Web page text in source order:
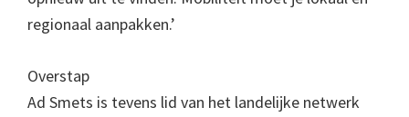
regionaal aanpakken.’
Overstap
Ad Smets is tevens lid van het landelijke netwerk